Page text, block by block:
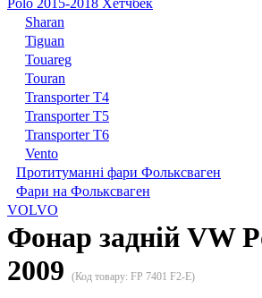
Sharan
Tiguan
Touareg
Touran
Transporter T4
Transporter T5
Transporter T6
Vento
Протитуманні фари Фольксваген
Фари на Фольксваген
VOLVO
Фонар задній VW
2009
(Код товару: FP 7401 F2-E)